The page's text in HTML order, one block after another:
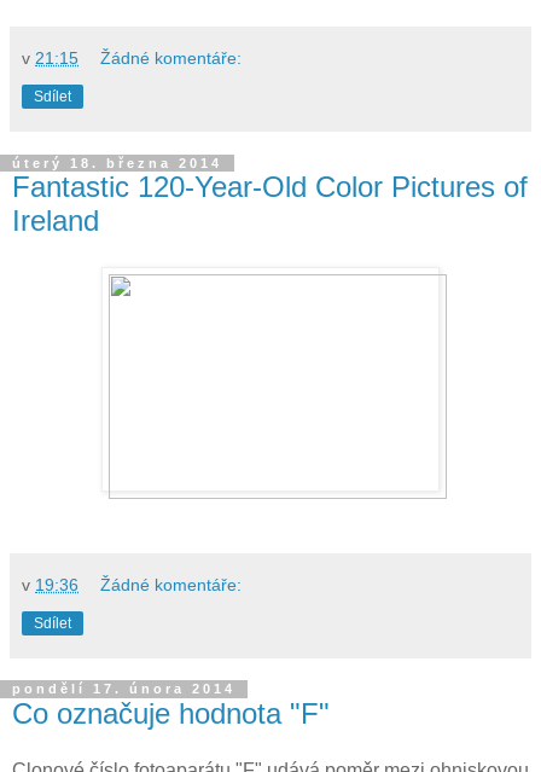
v 21:15 Žádné komentáře:
Sdílet
úterý 18. března 2014
Fantastic 120-Year-Old Color Pictures of
Ireland
v 19:36 Žádné komentáře:
Sdílet
pondělí 17. února 2014
Co označuje hodnota "F"